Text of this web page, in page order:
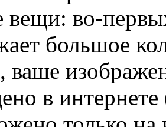
во-
большое
ваше
в